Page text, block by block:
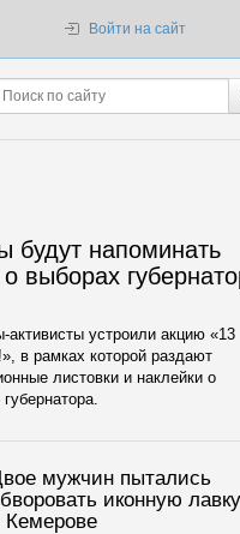
Войти на сайт
будут напоминать
выборах
активисты устроили акцию «13
в рамках которой раздают
листовки и наклейки о
мужчин пытались
иконную лавку
Кемерове